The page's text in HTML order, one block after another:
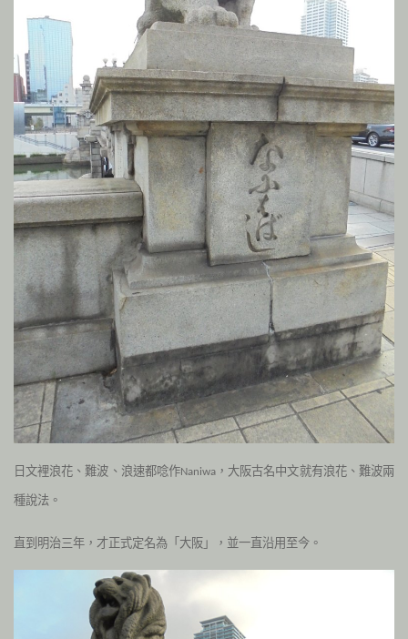
日文裡浪花、難波、浪速都唸作Naniwa，大阪古名中文就有浪花、難波兩
種說法。
直到明治三年，才正式定名為「大阪」，並一直沿用至今。